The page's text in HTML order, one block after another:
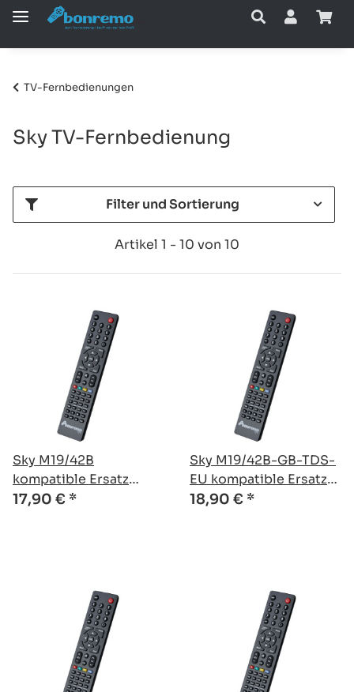
TV-Fernbedienungen
Sky TV-Fernbedienung
Filter und Sortierung
Artikel 1 - 10 von 10
Sky M19/42B
kompatible Ersatz
Fernbedienung
17,90 € *
Sky M19/42B-GB-TDS-
EU kompatible Ersatz
Fernbedienung
18,90 € *